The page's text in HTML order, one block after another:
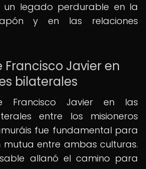
un legado perdurable en la
y en las relaciones
Francisco Javier en
bilaterales
Francisco Javier en las
entre los misioneros
fue fundamental para
mutua entre ambas culturas.
allanó el camino para